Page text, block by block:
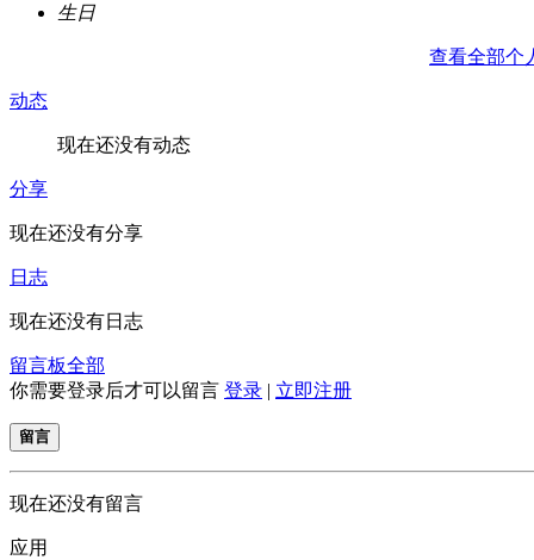
生日
查看全部个
动态
现在还没有动态
分享
现在还没有分享
日志
现在还没有日志
留言板全部
你需要登录后才可以留言 登录 | 立即注册
留言
现在还没有留言
应用